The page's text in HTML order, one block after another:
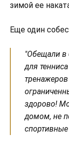
зимой ее
Еще один
"Обещали в
для
здорово!
домом, не